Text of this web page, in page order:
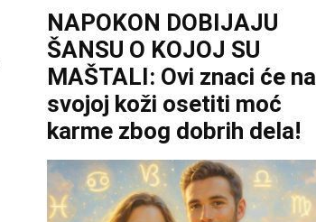
NAPOKON DOBIJAJU
ŠANSU O KOJOJ SU
MAŠTALI: Ovi znaci će na
svojoj koži osetiti moć
karme zbog dobrih dela!